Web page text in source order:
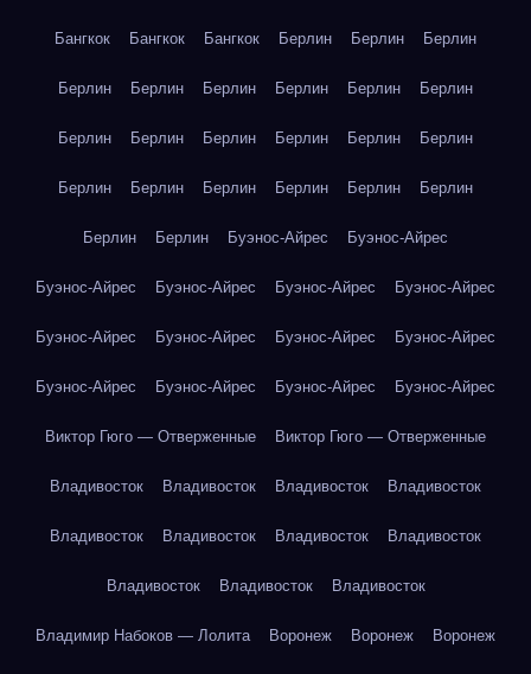
Бангкок Бангкок Бангкок Берлин Берлин Берлин
Берлин Берлин Берлин Берлин Берлин Берлин
Берлин Берлин Берлин Берлин Берлин Берлин
Берлин Берлин Берлин Берлин Берлин Берлин
Берлин Берлин Буэнос-Айрес Буэнос-Айрес
Буэнос-Айрес Буэнос-Айрес Буэнос-Айрес Буэнос-Айрес
Буэнос-Айрес Буэнос-Айрес Буэнос-Айрес Буэнос-Айрес
Буэнос-Айрес Буэнос-Айрес Буэнос-Айрес Буэнос-Айрес
Виктор Гюго — Отверженные Виктор Гюго — Отверженные
Владивосток Владивосток Владивосток Владивосток
Владивосток Владивосток Владивосток Владивосток
Владивосток Владивосток Владивосток
Владимир Набоков — Лолита Воронеж Воронеж Воронеж